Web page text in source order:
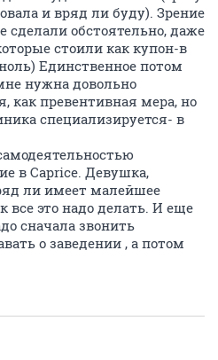
и вряд ли буду). Зрение
сделали обстоятельно, даже
стоили как купон-в
Единственное потом
нужна довольно
как превентивная мера, но
специализируется- в
в Caprice. Девушка,
ли имеет малейшее
все это надо делать. И еще
сначала звонить
о заведении , а потом